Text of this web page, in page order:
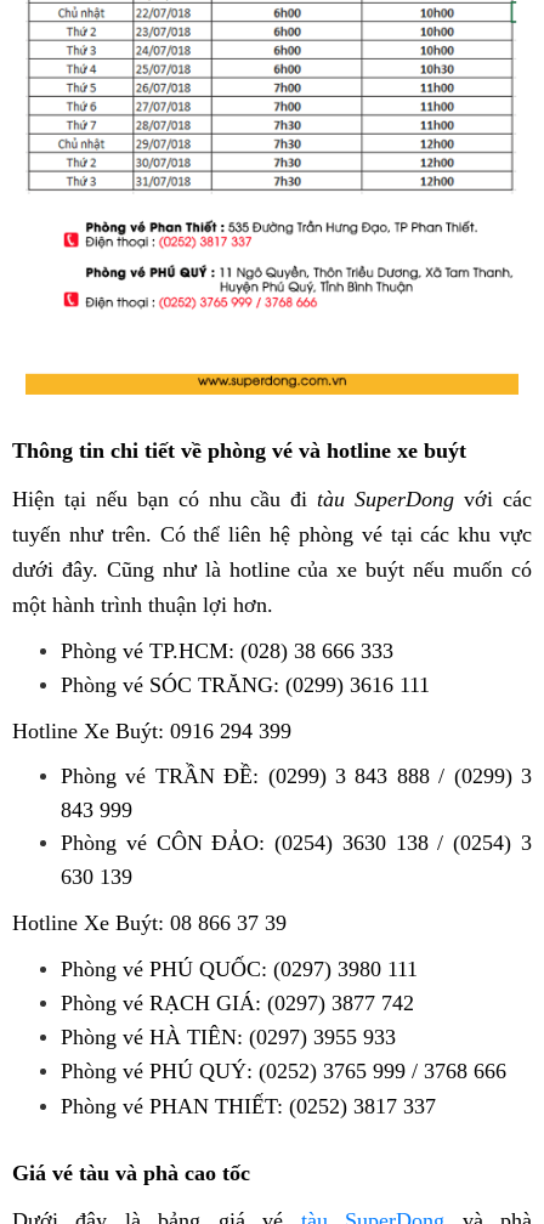
Thông tin chi tiết về phòng vé và hotline xe buýt
Hiện tại nếu bạn có nhu cầu đitàu SuperDong với các
tuyến như trên. Có thể liên hệ phòng vé tại các khu vực
dưới đây. Cũng như là hotline của xe buýt nếu muốn có
một hành trình thuận lợi hơn.
Phòng vé TP.HCM: (028) 38 666 333
Phòng vé SÓC TRĂNG: (0299) 3616 111
Hotline Xe Buýt: 0916 294 399
Phòng vé TRẦN ĐỀ: (0299) 3 843 888 / (0299) 3
843 999
Phòng vé CÔN ĐẢO: (0254) 3630 138 / (0254) 3
630 139
Hotline Xe Buýt: 08 866 37 39
Phòng vé PHÚ QUỐC: (0297) 3980 111
Phòng vé RẠCH GIÁ: (0297) 3877 742
Phòng vé HÀ TIÊN: (0297) 3955 933
Phòng vé PHÚ QUÝ: (0252) 3765 999 / 3768 666
Phòng vé PHAN THIẾT: (0252) 3817 337
Giá vé tàu và phà cao tốc